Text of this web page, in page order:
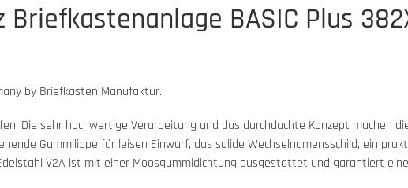
BASIC Plus
by Briefkasten Manufaktur.
Die sehr hochwertige Verarbeitung und das durchdachte Konzept machen
Gummilippe für leisen Einwurf, das solide Wechselnamensschild, ein
V2A ist mit einer Moosgummidichtung ausgestattet und garantiert